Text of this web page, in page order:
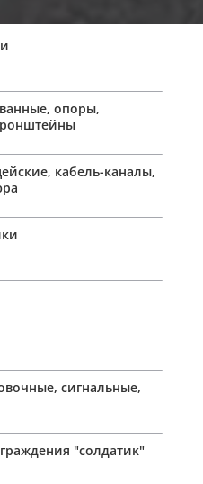
опоры,
кабель-каналы,
сигнальные,
"солдатик"